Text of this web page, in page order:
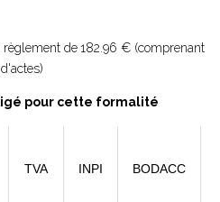
règlement de182.96 € (comprenant
pour cette formalité
TVA INPI BODACC